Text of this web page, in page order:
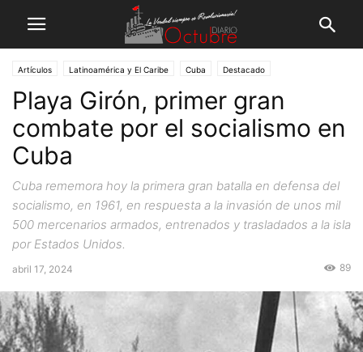
Artículos Latinoamérica y El Caribe Cuba Destacado
Playa Girón, primer gran
combate por el socialismo en
Cuba
Cuba rememora hoy la primera gran batalla en defensa del
socialismo, en 1961, en respuesta a la invasión de unos mil
500 mercenarios armados, entrenados y trasladados a la isla
por Estados Unidos.
abril 17, 2024 89